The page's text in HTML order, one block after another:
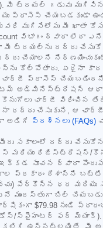
మీ ట్రయల్ గడువు
ప్రాసెస్ చేయబడకుండా
ముగిసేలోపు మీ ఖాతా
విభాగం ద్వారా లేదా
మీ ట్రయల్‌ను రద్దు
చేయాలని
కోల్పోతారు. ఏదైనా
ఛార్జీ ప్రాసెస్
అడ్మినిస్ట్రేషన్
ఛార్జీ విధించిన తేదీ
రద్దు చేసుకుని, ఆ
అడిగే
ప్రశ్నలు (FAQs)
మీరు సకాలంలో రద్దు
మరియు రిజిస్ట్రేషన్/
సూచన ద్వారా
ప్రకారం దేశాన్ని
పేర్కొన్న ధర
ముందస్తుగా బిల్
$79.98 నుండి
స్పైహంటర్ ఫర్ మ్యాక్).